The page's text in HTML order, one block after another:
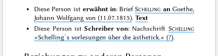
Diese Person ist erwähnt in: BriefSchelling anGoethe,
Johann Wolfgang von (11.07.1815).Text
Diese Person ist Schreiber von: Nachschrift Schelling
»Schelling´s vorlesungen über die ästhetick.« (?).